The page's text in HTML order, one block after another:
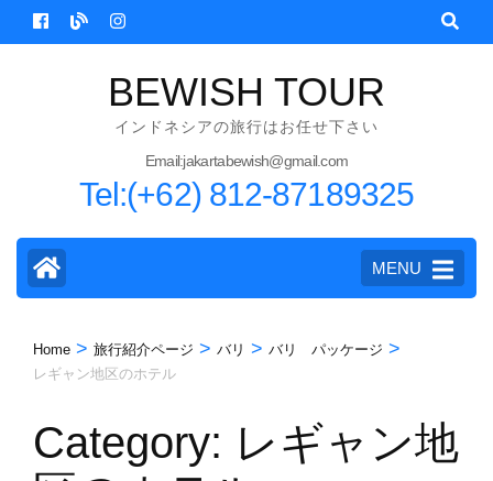
Skip
to
BEWISH TOUR
インドネシアの旅行はお任せ下さい
Email:jakartabewish@gmail.com
Tel:(+62) 812-87189325
MENU
Home > 旅行紹介ページ > バリ > バリ パッケージ >
レギャン地区のホテル
Category: レギャン地